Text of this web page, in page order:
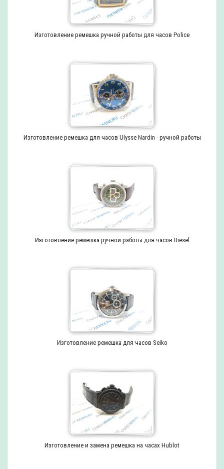
Изготовление ремешка ручной работы для часов Police
Изготовление ремешка для часов Ulysse Nardin - ручной работы
Изготовление ремешка ручной работы для часов Diesel
Изготовление ремешка для часов Seiko
Изготовление и замена ремешка на часах Hublot